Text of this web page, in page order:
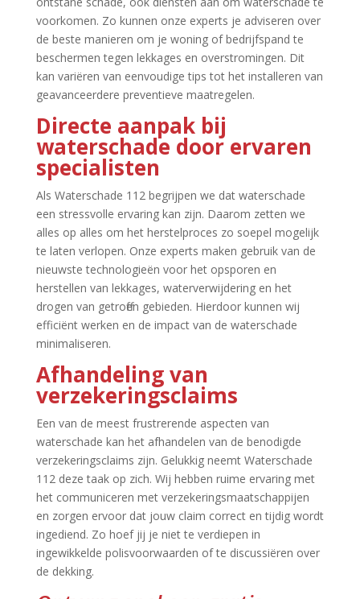
voorkomen.​ Zo kunnen onze experts je adviseren over
de beste manieren om je woning of bedrijfspand te
beschermen tegen lekkages en overstromingen.​ Dit
kan variëren van eenvoudige tips tot het installeren van
geavanceerdere preventieve maatregelen.​
Directe aanpak bij
waterschade door ervaren
specialisten
Als Waterschade 112 begrijpen we dat waterschade
een stressvolle ervaring kan zijn.​ Daarom zetten we
alles op alles om het herstelproces zo soepel mogelijk
te laten verlopen.​ Onze experts maken gebruik van de
nieuwste technologieën voor het opsporen en
herstellen van lekkages, waterverwijdering en het
drogen van getroffen gebieden.​ Hierdoor kunnen wij
efficiënt werken en de impact van de waterschade
minimaliseren.​
Afhandeling van
verzekeringsclaims
Een van de meest frustrerende aspecten van
waterschade kan het afhandelen van de benodigde
verzekeringsclaims zijn.​ Gelukkig neemt Waterschade
112 deze taak op zich.​ Wij hebben ruime ervaring met
het communiceren met verzekeringsmaatschappijen
en zorgen ervoor dat jouw claim correct en tijdig wordt
ingediend.​ Zo hoef jij je niet te verdiepen in
ingewikkelde polisvoorwaarden of te discussiëren over
de dekking.​